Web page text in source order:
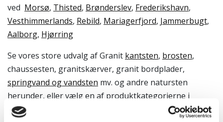
ved Morsø, Thisted, Brønderslev, Frederikshavn,
Vesthimmerlands, Rebild, Mariagerfjord, Jammerbugt,
Aalborg, Hjørring
Se vores store udvalg af Granit kantsten, brosten,
chaussesten, granitskærver, granit bordplader,
springvand og vandsten mv. og andre natursten
herunder, eller vælg en af produktkategorierne i
menuen.